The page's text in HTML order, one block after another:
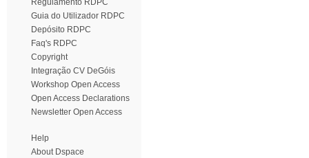
Regulamento RDPC
Guia do Utilizador RDPC
Depósito RDPC
Faq's RDPC
Copyright
Integração CV DeGóis
Workshop Open Access
Open Access Declarations
Newsletter Open Access
Help
About Dspace